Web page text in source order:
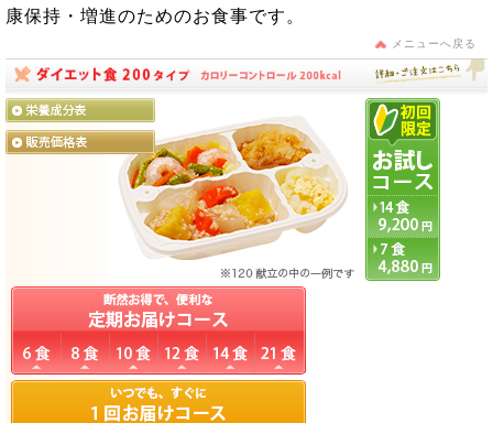
康保持・増進のためのお食事です。
メニューへ戻る